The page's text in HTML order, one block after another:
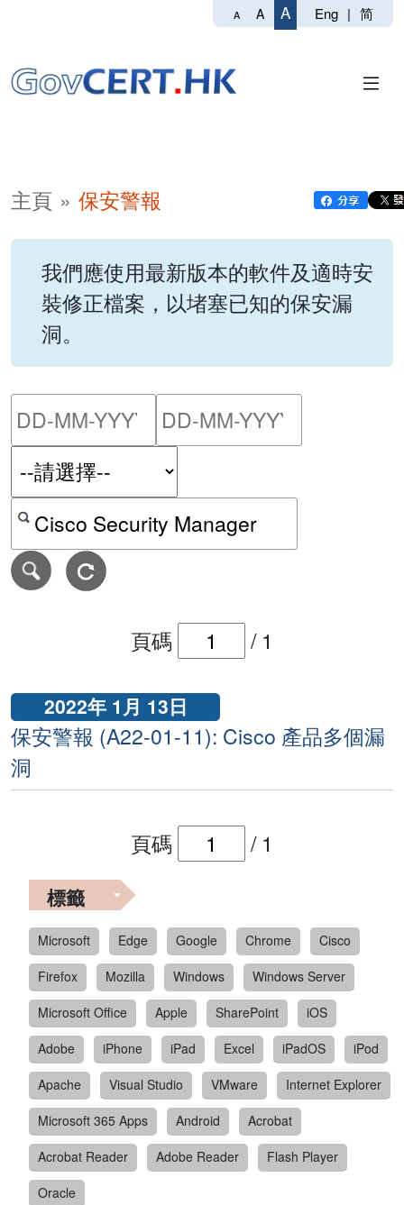
A A A Eng | 简
主頁 保安警報
我們應使用最新版本的軟件及適時安
裝修正檔案，以堵塞已知的保安漏
洞。
請輸入搜尋日期範圍的開
按關鍵字或 CVE ID 搜尋保安警報
頁碼 / 1
2022年 1月 13日
保安警報 (A22-01-11): Cisco 產品多個漏
洞
頁碼 / 1
標籤
Microsoft Edge Google Chrome
Cisco
Firefox
Mozilla Windows
Windows Server
Microsoft Office
Apple SharePoint
iOS
Adobe
iPhone iPad Excel iPadOS
iPod
Apache
Visual Studio VMware
Internet Explorer
Microsoft 365 Apps
Android
Acrobat
Acrobat Reader
Adobe Reader
Flash Player
Oracle